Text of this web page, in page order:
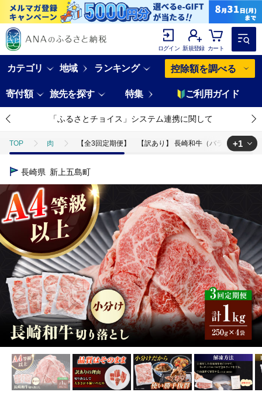
ログイン 新規登録 カート
カテゴリ 地域 ランキング 控除額を調べる
寄付額 旅先を探す 特集 ご利用ガイド
「ふるさとチョイス」システム連携に関して
TOP 肉 【全3回定期便】 【訳あり】 長崎和牛（バラ、モモ、
TOP
+1
長崎県 新上五島町